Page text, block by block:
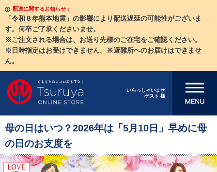
配送に関するお知らせ：
「令和８年熊本地震」の影響により配送遅延の可能性がございま
す。何卒ご了承くださいませ。
※ご注文される場合は、お送り先様のご在宅をご確認ください。
※日時指定はお受けできません。※避難所へのお届けはできませ
ん。
いらっしゃいませ
ゲスト 様
メニューを開
母の日はいつ？2026年は「5月10日」早めに母
の日のお支度を